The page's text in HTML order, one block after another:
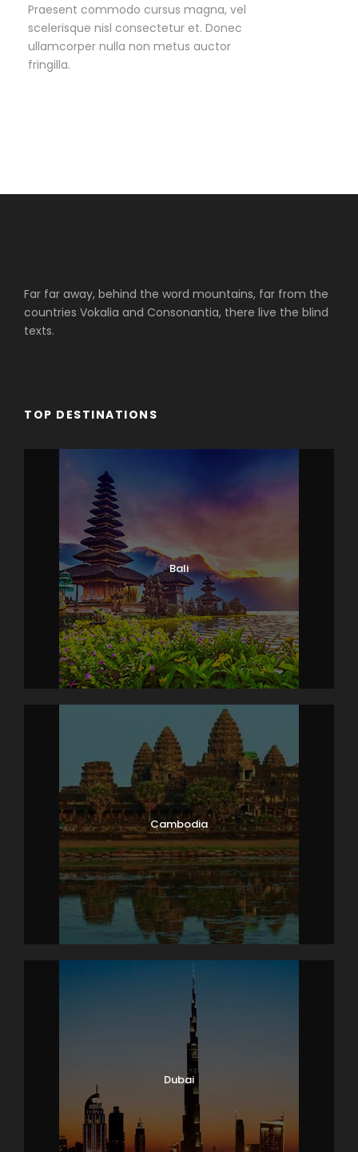
Praesent commodo cursus magna, vel
scelerisque nisl consectetur et. Donec
ullamcorper nulla non metus auctor
fringilla.
Far far away, behind the word mountains, far from the
countries Vokalia and Consonantia, there live the blind
texts.
TOP DESTINATIONS
Bali
Cambodia
Dubai